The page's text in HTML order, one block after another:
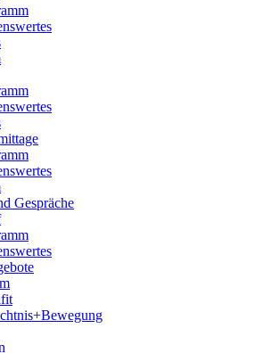
Gespräche